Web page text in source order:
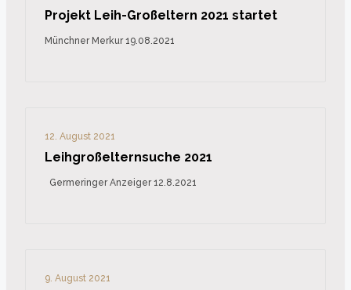
Projekt Leih-Großeltern 2021 startet
Münchner Merkur 19.08.2021
12. August 2021
Leihgroßelternsuche 2021
Germeringer Anzeiger 12.8.2021
9. August 2021